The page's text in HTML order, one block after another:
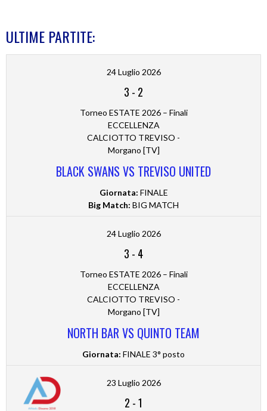
ULTIME PARTITE:
24 Luglio 2026
3 - 2
Torneo ESTATE 2026 – Finali
ECCELLENZA
CALCIOTTO TREVISO -
Morgano [TV]
BLACK SWANS VS TREVISO UNITED
Giornata: FINALE
Big Match: BIG MATCH
24 Luglio 2026
3 - 4
Torneo ESTATE 2026 – Finali
ECCELLENZA
CALCIOTTO TREVISO -
Morgano [TV]
NORTH BAR VS QUINTO TEAM
Giornata: FINALE 3° posto
23 Luglio 2026
2 -1